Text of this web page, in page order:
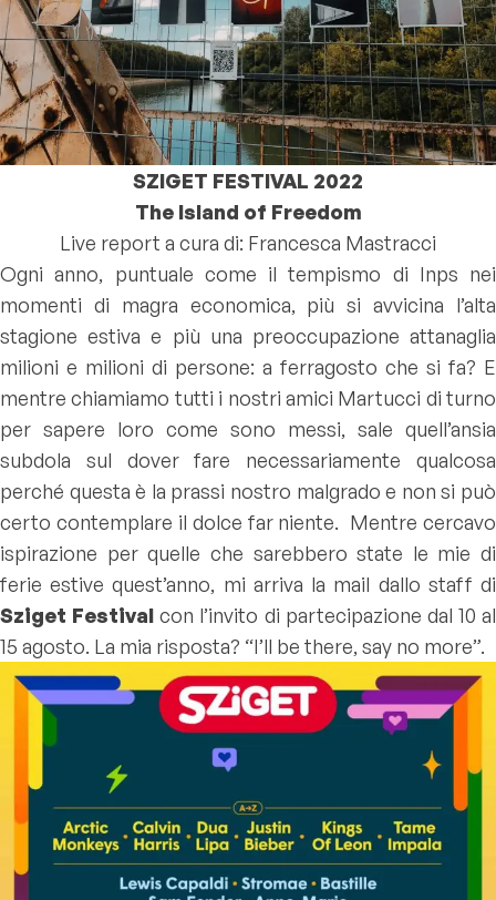
SZIGET FESTIVAL 2022
The Island of Freedom
Live report a cura di: Francesca Mastracci
Ogni anno, puntuale come il tempismo di Inps nei
momenti di magra economica, più si avvicina l’alta
stagione estiva e più una preoccupazione attanaglia
milioni e milioni di persone: a ferragosto che si fa? E
mentre chiamiamo tutti i nostri amici Martucci di turno
per sapere loro come sono messi, sale quell’ansia
subdola sul dover fare necessariamente qualcosa
perché questa è la prassi nostro malgrado e non si può
certo contemplare il dolce far niente. Mentre cercavo
ispirazione per quelle che sarebbero state le mie di
ferie estive quest’anno, mi arriva la mail dallo staff di
Sziget Festival con l’invito di partecipazione dal 10 al
15 agosto. La mia risposta? “I’ll be there, say no more”.